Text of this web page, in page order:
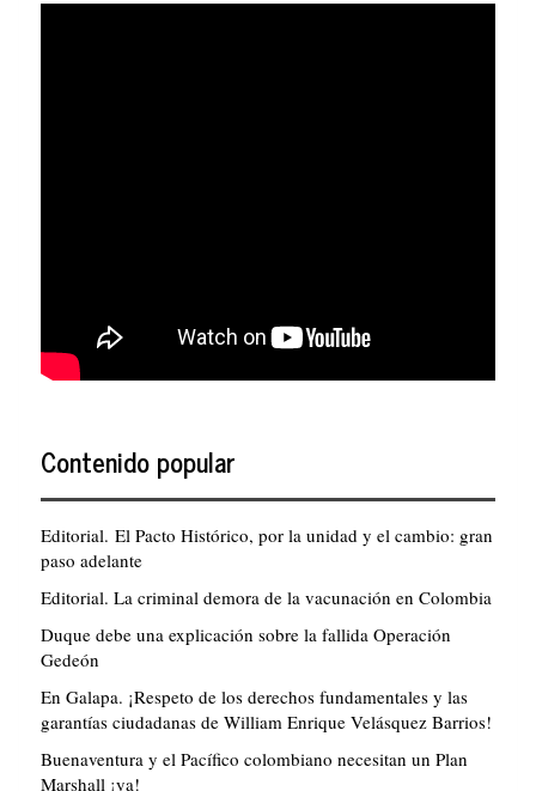
Contenido popular
Editorial. El Pacto Histórico, por la unidad y el cambio: gran
paso adelante
Editorial. La criminal demora de la vacunación en Colombia
Duque debe una explicación sobre la fallida Operación
Gedeón
En Galapa. ¡Respeto de los derechos fundamentales y las
garantías ciudadanas de William Enrique Velásquez Barrios!
Buenaventura y el Pacífico colombiano necesitan un Plan
Marshall ¡ya!